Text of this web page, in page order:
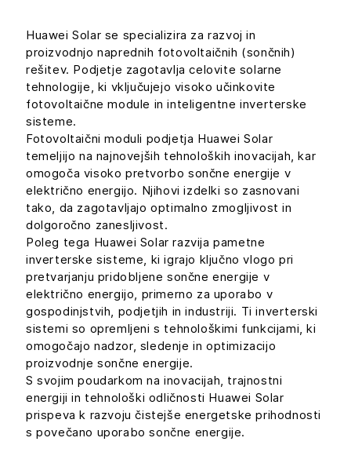
Huawei Solar se specializira za razvoj in
proizvodnjo naprednih fotovoltaičnih (sončnih)
rešitev. Podjetje zagotavlja celovite solarne
tehnologije, ki vključujejo visoko učinkovite
fotovoltaične module in inteligentne inverterske
sisteme.
Fotovoltaični moduli podjetja Huawei Solar
temeljijo na najnovejših tehnoloških inovacijah, kar
omogoča visoko pretvorbo sončne energije v
električno energijo. Njihovi izdelki so zasnovani
tako, da zagotavljajo optimalno zmogljivost in
dolgoročno zanesljivost.
Poleg tega Huawei Solar razvija pametne
inverterske sisteme, ki igrajo ključno vlogo pri
pretvarjanju pridobljene sončne energije v
električno energijo, primerno za uporabo v
gospodinjstvih, podjetjih in industriji. Ti inverterski
sistemi so opremljeni s tehnološkimi funkcijami, ki
omogočajo nadzor, sledenje in optimizacijo
proizvodnje sončne energije.
S svojim poudarkom na inovacijah, trajnostni
energiji in tehnološki odličnosti Huawei Solar
prispeva k razvoju čistejše energetske prihodnosti
s povečano uporabo sončne energije.